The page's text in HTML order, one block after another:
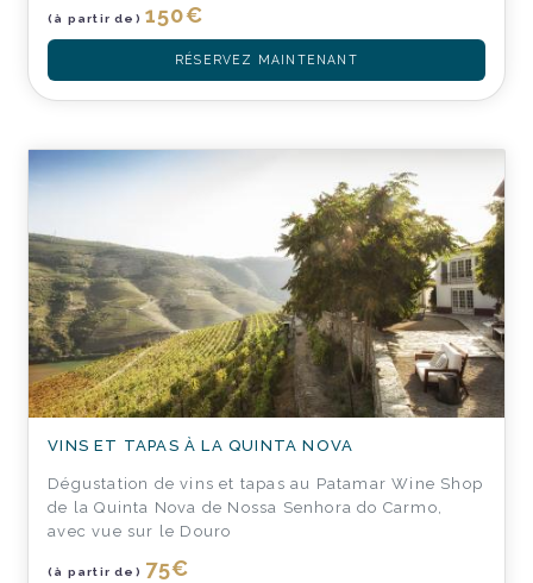
(à partir de)150€
RÉSERVEZ MAINTENANT
VINS ET TAPAS À LA QUINTA NOVA
Dégustation de vins et tapas au Patamar Wine Shop
de la Quinta Nova de Nossa Senhora do Carmo,
avec vue sur le Douro
(à partir de) 75€